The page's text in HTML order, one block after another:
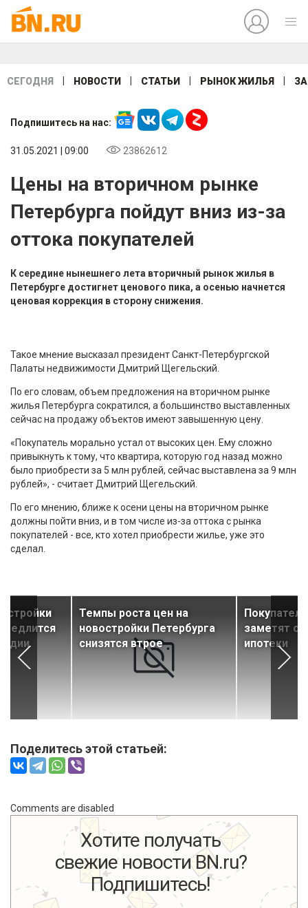
СЕГОДНЯ НОВОСТИ СТАТЬИ РЫНОК ЖИЛЬЯ
Подпишитесь на нас:
31.05.2021 | 09:00 23862612
Цены на вторичном рынке
Петербурга пойдут вниз из-за
оттока покупателей
К середине нынешнего лета вторичный рынок жилья в
Петербурге достигнет ценового пика, а осенью начнется
ценовая коррекция в сторону снижения.
Такое мнение высказал президент Санкт-Петербургской
Палаты недвижимости Дмитрий Щегельский.
По его словам, объем предложения на вторичном рынке
жилья Петербурга сократился, а большинство выставленных
сейчас на продажу объектов имеют завышенную цену.
«Покупатель морально устал от высоких цен. Ему сложно
привыкнуть к тому, что квартира, которую год назад можно
было приобрести за 5 млн рублей, сейчас выставлена за 9 млн
рублей», - считает Дмитрий Щегельский.
По его мнению, ближе к осени цены на вторичном рынке
должны пойти вниз, и в том числе из-за оттока с рынка
покупателей - все, кто хотел приобрести жилье, уже это
сделал.
Темпы роста цен на
новостройки Петербурга
снизятся втрое
заметят
ипотеки
Поделитесь этой статьей:
Comments are disabled
Хотите получать
свежие новости BN.ru?
Подпишитесь!